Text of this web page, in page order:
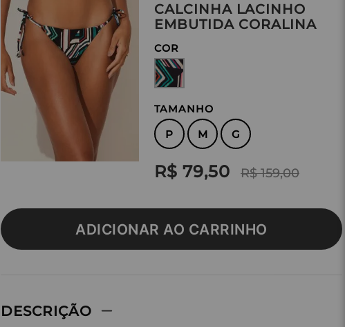
CALCINHA LACINHO
EMBUTIDA CORALINA
COR
TAMANHO
P M G
R$ 79,50 R$ 159,00
ADICIONAR AO CARRINHO
DESCRIÇÃO